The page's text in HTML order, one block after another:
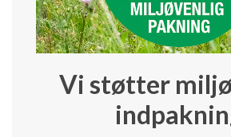
Vi støtter